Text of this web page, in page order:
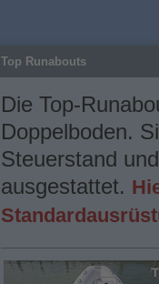
Top Runabouts
Die Top-
Doppelboden.
Steuerstand
ausgestattet.